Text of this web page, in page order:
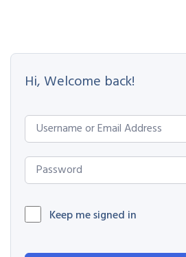
Hi, Welcome back!
Keep me signed in